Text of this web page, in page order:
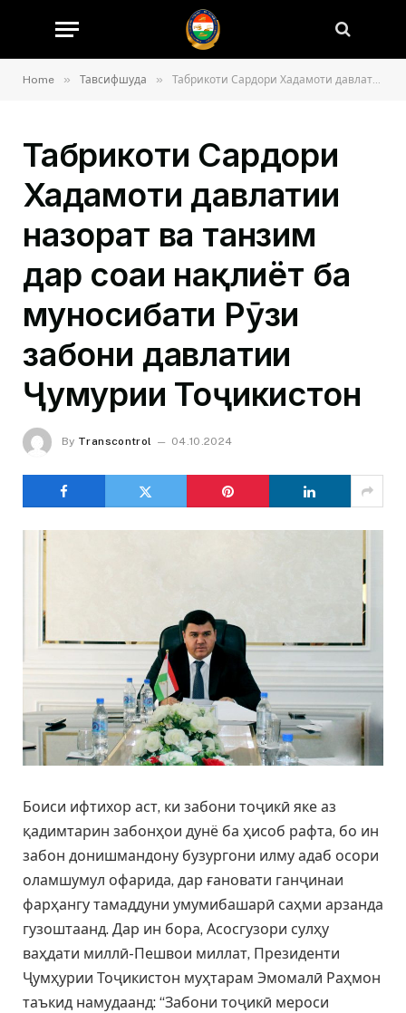
Home » Тавсифшуда » Табрикоти Сардори Хадамоти давлатии назорат ва танзим дар соҳаи нақлиёт ба муносибати Рӯзи забони давлатии Ҷумҳурии Тоҷикистон
Табрикоти Сардори
Хадамоти давлатии
назорат ва танзим
дар соҳаи нақлиёт ба
муносибати Рӯзи
забони давлатии
Ҷумҳурии Тоҷикистон
By Transcontrol 04.10.2024
Боиси ифтихор аст, ки забони тоҷикӣ яке аз
қадимтарин забонҳои дунё ба ҳисоб рафта, бо ин
забон донишмандону бузургони илму адаб осори
оламшумул офарида, дар ғановати ганҷинаи
фарҳангу тамаддуни умумибашарӣ саҳми арзанда
гузоштаанд. Дар ин бора, Асосгузори сулҳу
ваҳдати миллӣ-Пешвои миллат, Президенти
Ҷумҳурии Тоҷикистон муҳтарам Эмомалӣ Раҳмон
таъкид намудаанд: “Забони тоҷикӣ мероси